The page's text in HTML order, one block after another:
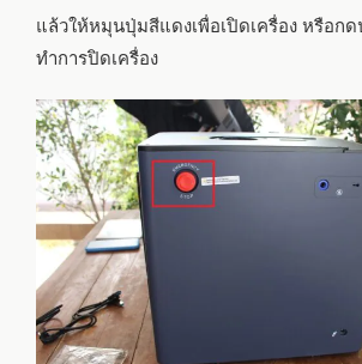
แล้วให้หมุนปุ่มสีแดงเพื่อเปิดเครื่อง หรือก
ทำการปิดเครื่อง